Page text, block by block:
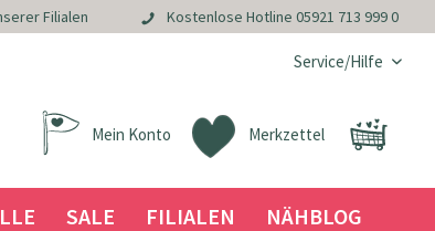
Filialen Kostenlose Hotline 05921 713 999 0
Service/Hilfe
Merkzettel
Mein Konto
SALE FILIALEN NÄHBLOG